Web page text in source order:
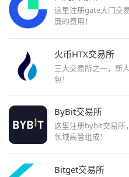
这里注册gate大门交
廉的费用！
火币HTX交易所
三大交易所之一，新
包！
ByBit交易所
这里注册bybit交易所
领域高管组成！
Bitget交易所